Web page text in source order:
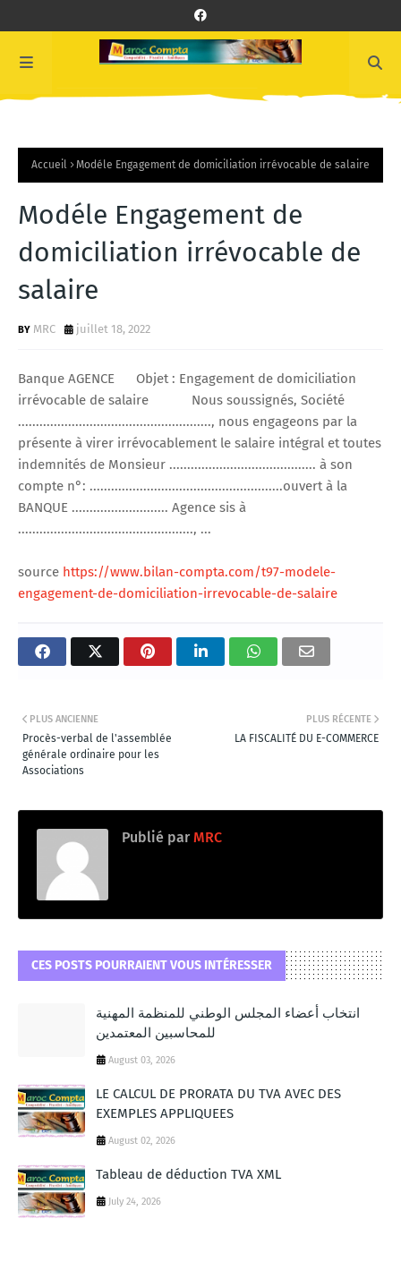
Accueil Modéle Engagement de domiciliation irrévocable de salaire
Modéle Engagement de
domiciliation irrévocable de
salaire
MRC juillet 18, 2022
Banque AGENCE Objet : Engagement de domiciliation
irrévocable de salaire Nous soussignés, Société
......................................................, nous engageons par la
présente à virer irrévocablement le salaire intégral et toutes
indemnités de Monsieur ......................................... à son
compte n°: ......................................................ouvert à la
BANQUE ........................... Agence sis à
................................................., ...
source https://www.bilan-compta.com/t97-modele-
engagement-de-domiciliation-irrevocable-de-salaire
PLUS RÉCENTE
LA FISCALITÉ DU E-COMMERCE
PLUS ANCIENNE
Procès-verbal de l'assemblée
générale ordinaire pour les
Associations
Publié par MRC
CES POSTS POURRAIENT VOUS INTÉRESSER
انتخاب أعضاء المجلس الوطني للمنظمة المهنية
للمحاسبين المعتمدين
August 03, 2026
LE CALCUL DE PRORATA DU TVA AVEC DES
EXEMPLES APPLIQUEES
August 02, 2026
Tableau de déduction TVA XML
July 24, 2026